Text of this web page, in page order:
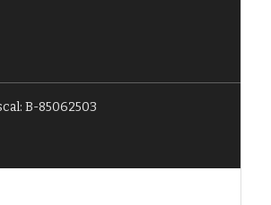
B-85062503